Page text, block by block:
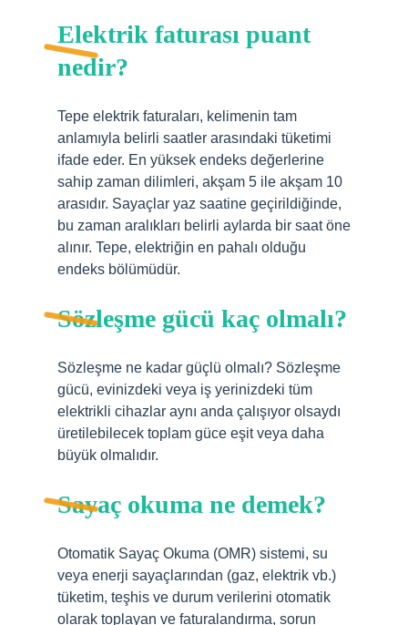
Elektrik faturası puant
nedir?
Tepe elektrik faturaları, kelimenin tam
anlamıyla belirli saatler arasındaki tüketimi
ifade eder. En yüksek endeks değerlerine
sahip zaman dilimleri, akşam 5 ile akşam 10
arasıdır. Sayaçlar yaz saatine geçirildiğinde,
bu zaman aralıkları belirli aylarda bir saat öne
alınır. Tepe, elektriğin en pahalı olduğu
endeks bölümüdür.
Sözleşme gücü kaç olmalı?
Sözleşme ne kadar güçlü olmalı? Sözleşme
gücü, evinizdeki veya iş yerinizdeki tüm
elektrikli cihazlar aynı anda çalışıyor olsaydı
üretilebilecek toplam güce eşit veya daha
büyük olmalıdır.
Sayaç okuma ne demek?
Otomatik Sayaç Okuma (OMR) sistemi, su
veya enerji sayaçlarından (gaz, elektrik vb.)
tüketim, teşhis ve durum verilerini otomatik
olarak toplayan ve faturalandırma, sorun